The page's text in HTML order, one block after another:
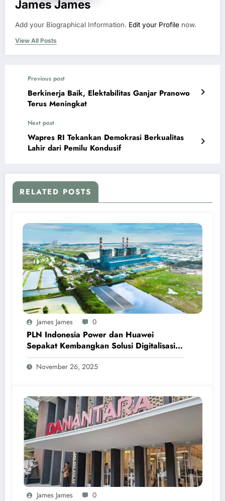
James James
Add your Biographical Information. Edit your Profile now.
View All Posts
Previous post
Berkinerja Baik, Elektabilitas Ganjar Pranowo
Terus Meningkat
Next post
Wapres RI Tekankan Demokrasi Berkualitas
Lahir dari Pemilu Kondusif
RELATED POSTS
James James 0
PLN Indonesia Power dan Huawei
Sepakat Kembangkan Solusi Digitalisasi
Pembangkit Listrik Berbasis AI
November 26, 2025
James James 0